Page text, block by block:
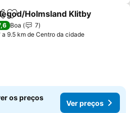
Adicionar aos favoritos
Holmsland Klitby
Boa
7
a 9.5 km de Centro da cidade
os preços
Ver preços